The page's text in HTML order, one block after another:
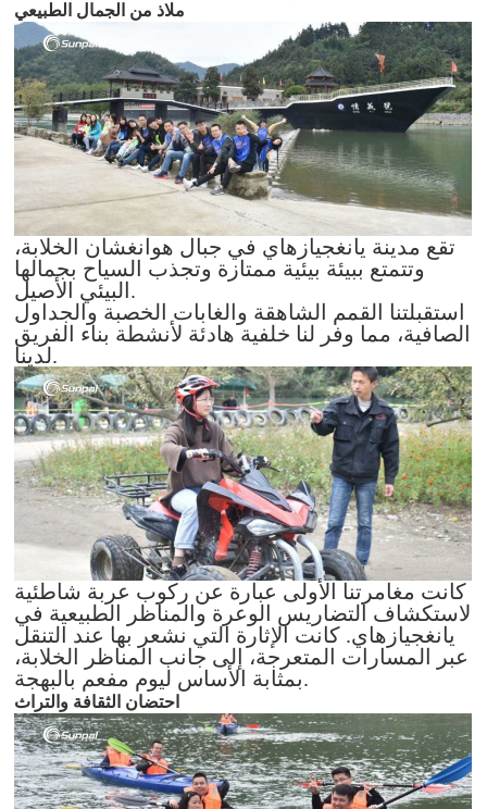
ملاذ من الجمال الطبيعي
تقع مدينة يانغجيازهاي في جبال هوانغشان الخلابة،
وتتمتع ببيئة بيئية ممتازة وتجذب السياح بجمالها
البيئي الأصيل.
استقبلتنا القمم الشاهقة والغابات الخصبة والجداول
الصافية، مما وفر لنا خلفية هادئة لأنشطة بناء الفريق
لدينا.
كانت مغامرتنا الأولى عبارة عن ركوب عربة شاطئية
لاستكشاف التضاريس الوعرة والمناظر الطبيعية في
يانغجيازهاي. كانت الإثارة التي نشعر بها عند التنقل
عبر المسارات المتعرجة، إلى جانب المناظر الخلابة،
بمثابة الأساس ليوم مفعم بالبهجة.
احتضان الثقافة والتراث